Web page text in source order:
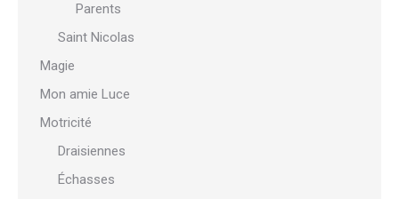
Parents
Saint Nicolas
Magie
Mon amie Luce
Motricité
Draisiennes
Échasses